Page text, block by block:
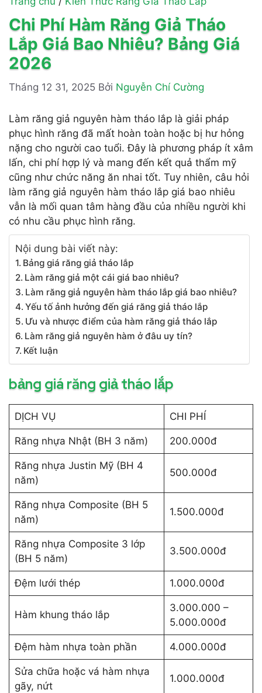
Chi Phí Hàm Răng Giả Tháo
Lắp Giá Bao Nhiêu? Bảng Giá
2026
Tháng 12 31, 2025 Bởi Nguyễn Chí Cường
Làm răng giả nguyên hàm tháo lắp là giải pháp
phục hình răng đã mất hoàn toàn hoặc bị hư hỏng
nặng cho người cao tuổi. Đây là phương pháp ít xâm
lấn, chi phí hợp lý và mang đến kết quả thẩm mỹ
cũng như chức năng ăn nhai tốt. Tuy nhiên, câu hỏi
làm răng giả nguyên hàm tháo lắp giá bao nhiêu
vẫn là mối quan tâm hàng đầu của nhiều người khi
có nhu cầu phục hình răng.
Nội dung bài viết này:
Bảng giá răng giả tháo lắp
Làm răng giả một cái giá bao nhiêu?
Làm răng giả nguyên hàm tháo lắp giá bao nhiêu?
Yếu tố ảnh hưởng đến giá răng giả tháo lắp
Ưu và nhược điểm của hàm răng giả tháo lắp
Làm răng giả nguyên hàm ở đâu uy tín?
Kết luận
bảng giá răng giả tháo lắp
DỊCH VỤ CHI PHÍ
Răng nhựa Nhật (BH 3 năm) 200.000đ
Răng nhựa Justin Mỹ (BH 4
năm)
500.000đ
Răng nhựa Composite (BH 5
năm)
1.500.000đ
Răng nhựa Composite 3 lớp
(BH 5 năm)
3.500.000đ
Đệm lưới thép 1.000.000đ
Hàm khung tháo lắp
3.000.000 –
5.000.000đ
Đệm hàm nhựa toàn phần 4.000.000đ
Sửa chữa hoặc vá hàm nhựa
gãy, nứt
1.000.000đ